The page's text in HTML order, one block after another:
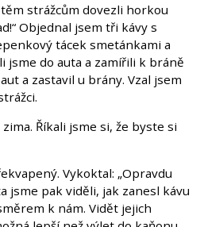
strážcům dovezli horkou
Objednal jsem tři kávy s
tácek smetánkami a
jsme do auta a zamířili k bráně
a zastavil u brány. Vzal jsem
Říkali jsme si, že byste si
Vykoktal: „Opravdu
jsme pak viděli, jak zanesl kávu
k nám. Vidět jejich